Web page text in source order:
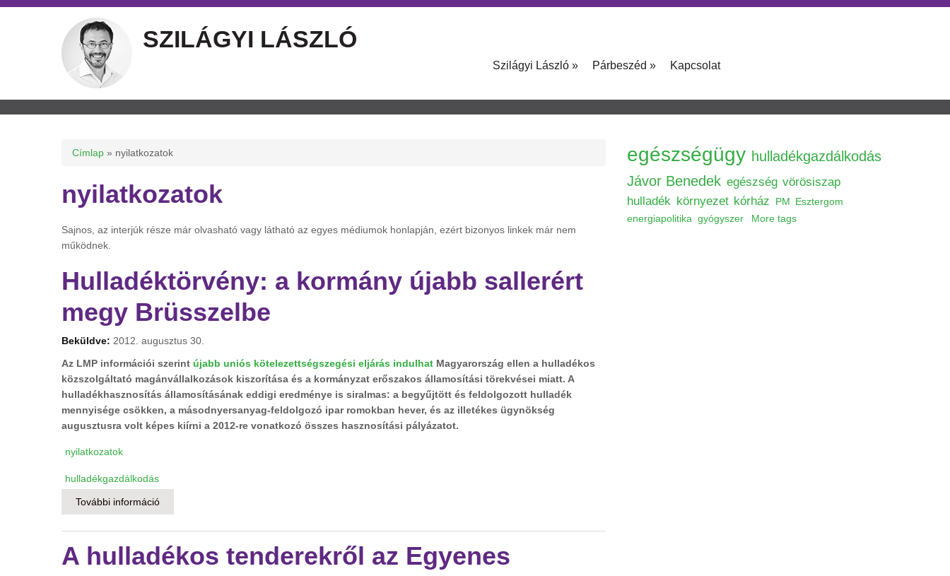
SZILÁGYI LÁSZLÓ
Szilágyi László » Párbeszéd » Kapcsolat
Jelenlegi hely
Címlap » nyilatkozatok
nyilatkozatok
Sajnos, az interjúk része már olvasható vagy látható az egyes médiumok honlapján, ezért bizonyos linkek már nem
működnek.
Hulladéktörvény: a kormány újabb sallerért
megy Brüsszelbe
Beküldve: 2012. augusztus 30.
Az LMP információi szerint újabb uniós kötelezettségszegési eljárás indulhat Magyarország ellen a hulladékos
közszolgáltató magánvállalkozások kiszorítása és a kormányzat erőszakos államosítási törekvései miatt. A
hulladékhasznosítás államosításának eddigi eredménye is siralmas: a begyűjtött és feldolgozott hulladék
mennyisége csökken, a másodnyersanyag-feldolgozó ipar romokban hever, és az illetékes ügynökség
augusztusra volt képes kiírni a 2012-re vonatkozó összes hasznosítási pályázatot.
nyilatkozatok
hulladékgazdálkodás
További információ
A hulladékos tenderekről az Egyenes
egészségügy hulladékgazdálkodás
Jávor Benedek egészség vörösiszap
hulladék környezet kórház PM Esztergom
energiapolitika gyógyszer More tags